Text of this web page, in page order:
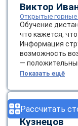
Рассчитать
Виктор
Открытые
Обучение
что кажется,
Информация
возможность
—
Показать ещё
Денис
Кузнецов